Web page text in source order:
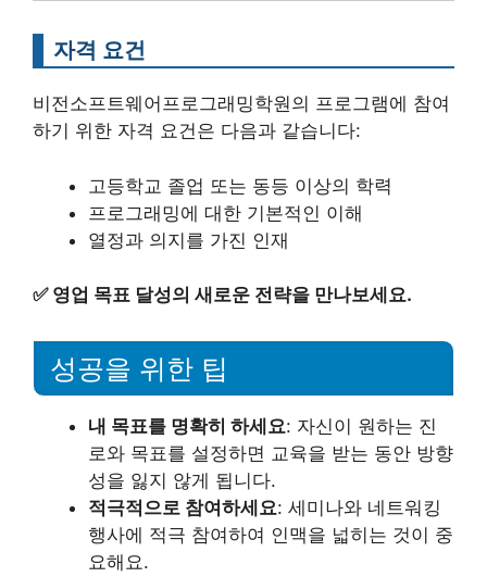
자격 요건
비전소프트웨어프로그래밍학원의 프로그램에 참여
하기 위한 자격 요건은 다음과 같습니다:
고등학교 졸업 또는 동등 이상의 학력
프로그래밍에 대한 기본적인 이해
열정과 의지를 가진 인재
✅ 영업 목표 달성의 새로운 전략을 만나보세요.
성공을 위한 팁
내 목표를 명확히 하세요: 자신이 원하는 진
로와 목표를 설정하면 교육을 받는 동안 방향
성을 잃지 않게 됩니다.
적극적으로 참여하세요: 세미나와 네트워킹
행사에 적극 참여하여 인맥을 넓히는 것이 중
요해요.